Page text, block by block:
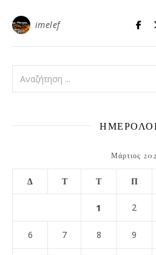
imelef
Μάρτιος
Δ Τ Τ Π
1 2
6 7 8 9